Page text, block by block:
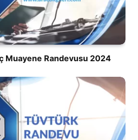
Muayene Randevusu 2024